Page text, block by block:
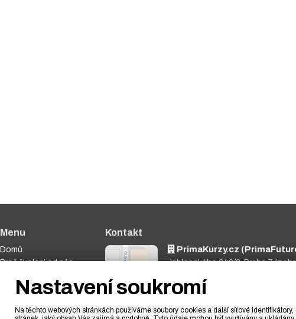
Menu
Domů
Proč školení od nás
Dárkové poukazy
Blog
Kontakt
PrimaKurzy.cz
Jablonského 640/2, Praha 7
773 348 790
info@primakurzy.cz
Nastavení soukromí
Na těchto webových stránkách používáme soubory cookies a další síťové